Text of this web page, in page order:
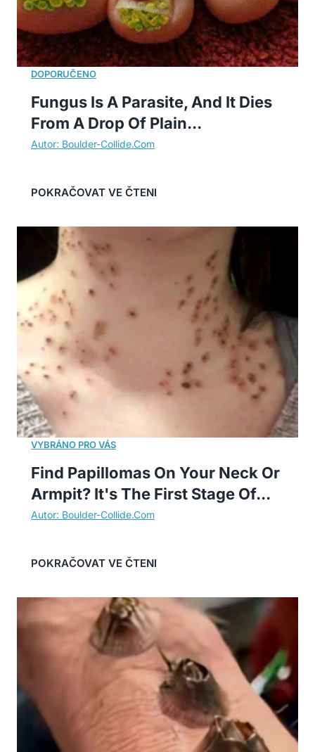
Fungus Is A Parasite, And It Dies
From A Drop Of Plain...
Find Papillomas On Your Neck Or
Armpit? It's The First Stage Of...